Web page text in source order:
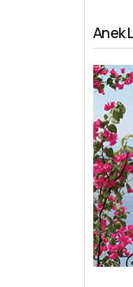
Anek